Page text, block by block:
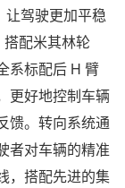
让驾驶更加平稳
配米其林轮
系标配后 H 臂
更好地控制车辆
馈。转向系统通
者对车辆的精准
，搭配先进的集